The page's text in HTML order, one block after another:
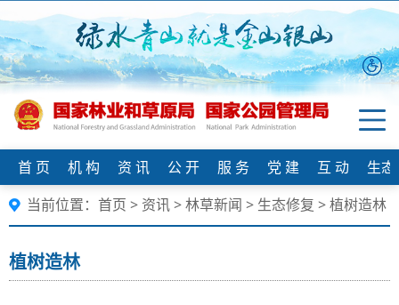
首 页 机 构 资 讯 公 开 服 务 党 建 互 动
生
当前位置： 首页 > 资讯>林草新闻 > 生态修复 >植树造林
植树造林